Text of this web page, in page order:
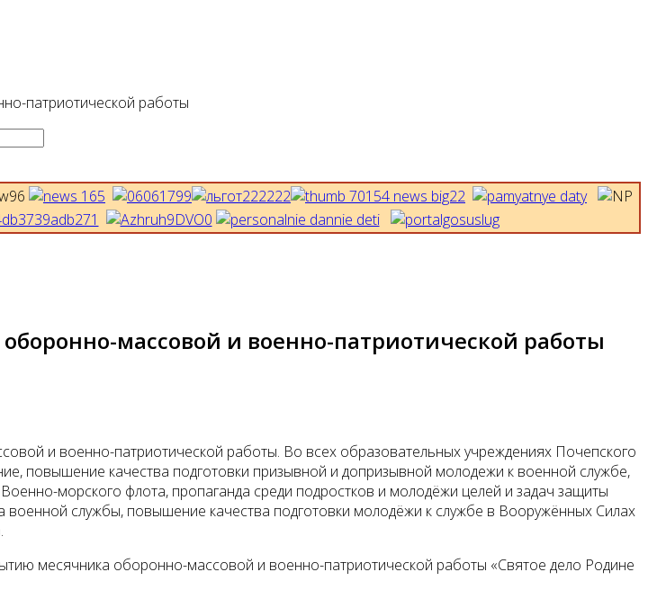
патриотической работы
массовой и военно-патриотической работы
и военно-патриотической работы. Во всех образовательных учреждениях Почепского
повышение качества подготовки призывной и допризывной молодежи к военной службе,
морского флота, пропаганда среди подростков и молодёжи целей и задач защиты
службы, повышение качества подготовки молодёжи к службе в Вооружённых Силах
месячника оборонно-массовой и военно-патриотической работы «Святое дело Родине